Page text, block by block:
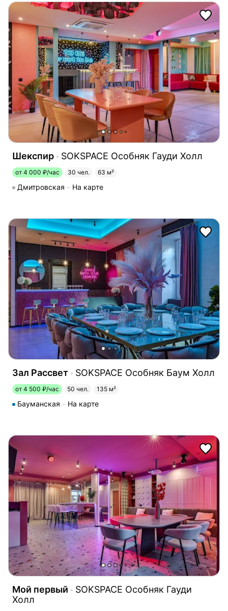
Шекспир SOKSPACE Особняк Гауди Холл
от 4 000 ₽/час 30 чел. 63 м²
Дмитровская На карте
Зал Рассвет SOKSPACE Особняк Баум Холл
от 4 500 ₽/час 50 чел. 135 м²
Бауманская На карте
Мой первый
SOKSPACE Особняк Гауди
Холл